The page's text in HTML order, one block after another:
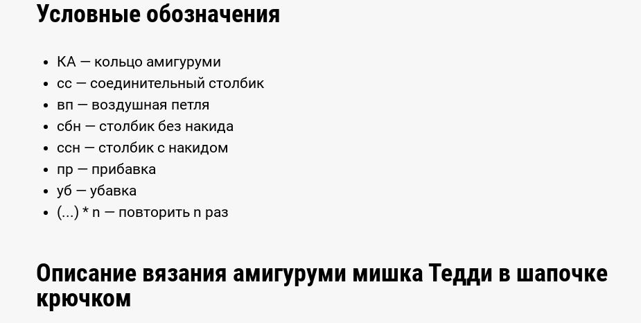
Условные обозначения
КА — кольцо амигуруми
сс — соединительный столбик
вп — воздушная петля
сбн — столбик без накида
ссн — столбик с накидом
пр — прибавка
уб — убавка
(...) * n — повторить n раз
Описание вязания амигуруми мишка Тедди в шапочке
крючком